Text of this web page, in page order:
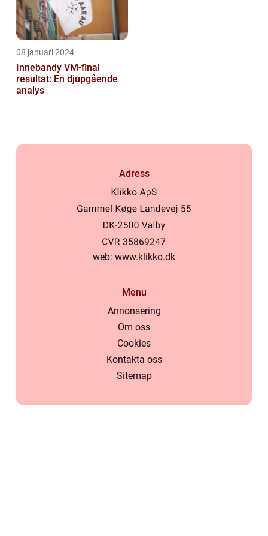
08 januari 2024
Innebandy VM-final
resultat: En djupgående
analys
Adress
web: www.klikko.dk
Menu
Annonsering
Om oss
Cookies
Kontakta oss
Sitemap